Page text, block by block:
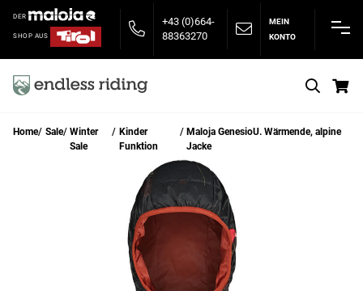
DER
SHOP AUS
+43 (0)664-
88363270
MEIN
KONTO
Home Sale
Winter
Sale
Kinder
Funktion
Maloja GenesioU. Wärmende, alpine
Jacke